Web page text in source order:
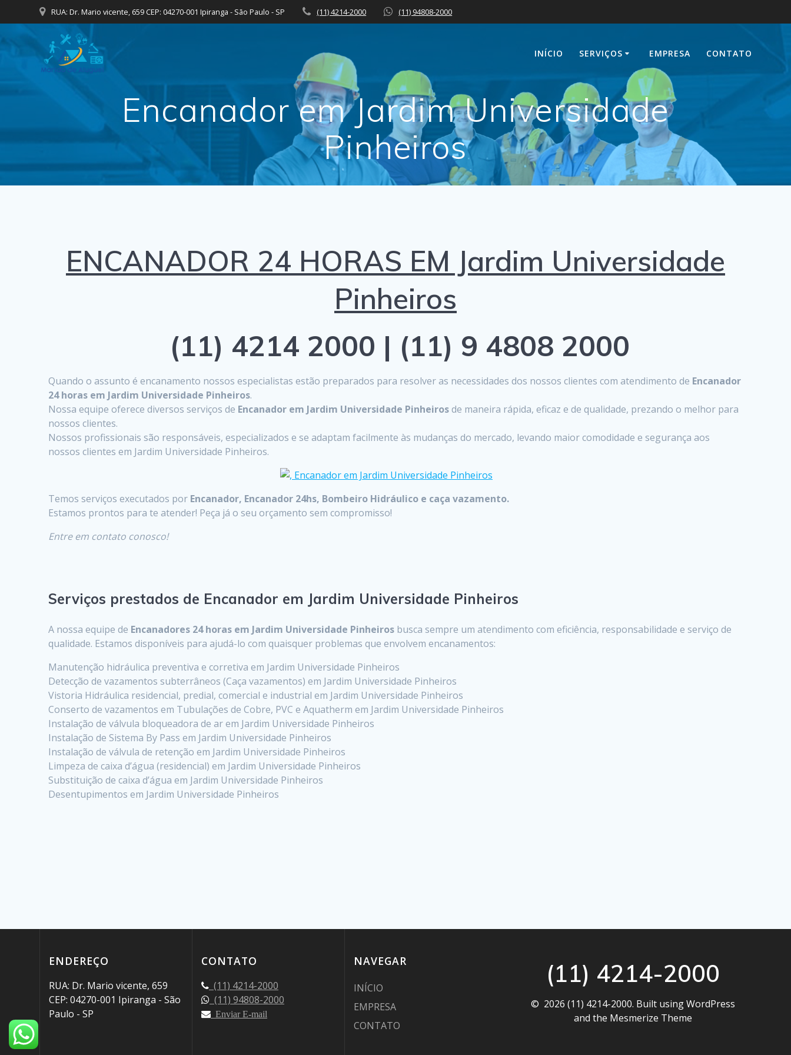
to
content
RUA: Dr. Mario vicente, 659 CEP: 04270-001 Ipiranga - São Paulo - SP (11) 4214-2000 (11) 94808-2000
INÍCIO SERVIÇOS EMPRESA CONTATO
Encanador em Jardim Universidade
Pinheiros
ENCANADOR 24 HORAS EM Jardim Universidade
Pinheiros
(11) 4214 2000 | (11) 9 4808 2000
Quando o assunto é encanamento nossos especialistas estão preparados para resolver as necessidades dos nossos clientes com atendimento de Encanador
24 horas em Jardim Universidade Pinheiros.
Nossa equipe oferece diversos serviços de Encanador em Jardim Universidade Pinheirosde maneira rápida, eficaz e de qualidade, prezando o melhor para
nossos clientes.
Nossos profissionais são responsáveis, especializados e se adaptam facilmente às mudanças do mercado, levando maior comodidade e segurança aos
nossos clientes em Jardim Universidade Pinheiros.
Temos serviços executados por Encanador, Encanador 24hs, Bombeiro Hidráulico e caça vazamento.
Estamos prontos para te atender! Peça já o seu orçamento sem compromisso!
Entre em contato conosco!
Serviços prestados de Encanador em Jardim Universidade Pinheiros
A nossa equipe de Encanadores 24 horas em Jardim Universidade Pinheiros busca sempre um atendimento com eficiência, responsabilidade e serviço de
qualidade. Estamos disponíveis para ajudá-lo com quaisquer problemas que envolvem encanamentos:
Manutenção hidráulica preventiva e corretiva em Jardim Universidade Pinheiros
Detecção de vazamentos subterrâneos (Caça vazamentos) em Jardim Universidade Pinheiros
Vistoria Hidráulica residencial, predial, comercial e industrial em Jardim Universidade Pinheiros
Conserto de vazamentos em Tubulações de Cobre, PVC e Aquatherm em Jardim Universidade Pinheiros
Instalação de válvula bloqueadora de ar em Jardim Universidade Pinheiros
Instalação de Sistema By Pass em Jardim Universidade Pinheiros
Instalação de válvula de retenção em Jardim Universidade Pinheiros
Limpeza de caixa d’água (residencial) em Jardim Universidade Pinheiros
Substituição de caixa d’água em Jardim Universidade Pinheiros
Desentupimentos em Jardim Universidade Pinheiros
ENDEREÇO
RUA: Dr. Mario vicente, 659
CEP: 04270-001 Ipiranga - São
Paulo - SP
CONTATO
(11) 4214-2000
(11) 94808-2000
Enviar E-mail
NAVEGAR
INÍCIO
EMPRESA
CONTATO
(11) 4214-2000
© 2026 (11) 4214-2000. Built using WordPress
and the Mesmerize Theme